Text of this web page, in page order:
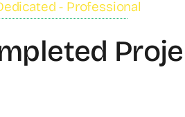
- Professional